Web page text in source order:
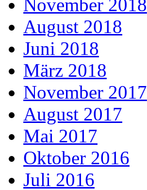
November 2018
August 2018
Juni 2018
März 2018
November 2017
August 2017
Mai 2017
Oktober 2016
Juli 2016